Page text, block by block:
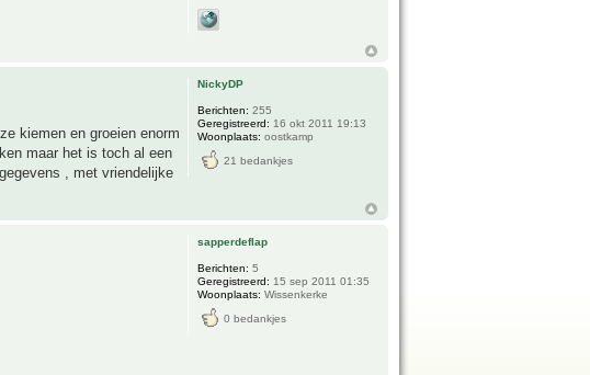
kiemen en groeien enorm
maar het is toch al een
, met vriendelijke
NickyDP
Berichten: 255
Geregistreerd: 16 okt 2011 19:13
Woonplaats: oostkamp
21 bedankjes
sapperdeflap
Berichten: 5
Geregistreerd: 15 sep 2011 01:35
Woonplaats: Wissenkerke
0 bedankjes